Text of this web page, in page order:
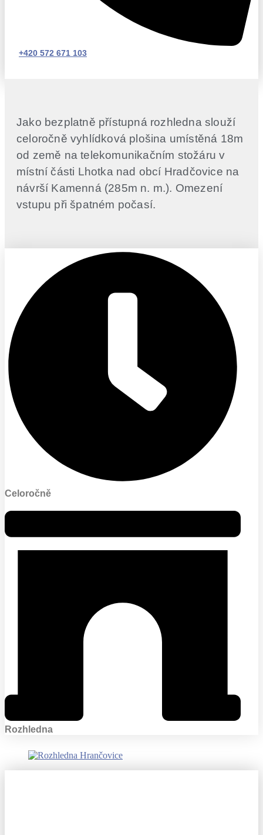
+420 572 671 103
Jako bezplatně přístupná rozhledna slouží
celoročně vyhlídková plošina umístěná 18m
od země na telekomunikačním stožáru v
místní části Lhotka nad obcí Hradčovice na
návrší Kamenná (285m n. m.). Omezení
vstupu při špatném počasí.
Celoročně
Rozhledna